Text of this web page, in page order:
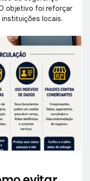
objetivo foi reforçar
locais.